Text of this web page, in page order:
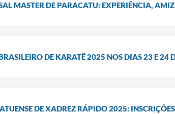
MASTER DE PARACATU: EXPERIÊNCIA,
DE KARATÊ 2025 NOS DIAS 23 E 24
DE XADREZ RÁPIDO 2025: